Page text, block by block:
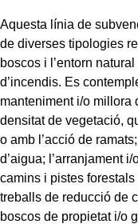
Aquesta línia de
de diverses tipologies
boscos i l’entorn
d’incendis. Es
manteniment i/o millora
densitat de vegetació,
o amb l’acció de
d’aigua; l’arranjament
camins i pistes
treballs de reducció de
boscos de propietat i/o